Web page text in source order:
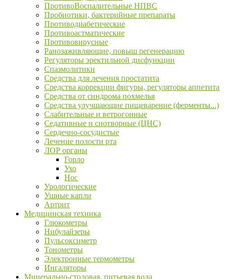
ПротивоВоспалительные НПВС
Пробиотики, бактерийные препараты
Противодиабетические
Противоастматические
Противовирусные
Ранозаживляющие, повыш регенерацию
Регуляторы эректильной дисфункции
Спазмолитики
Средства для лечения простатита
Средства коррекции фигуры, регуляторы аппетита
Средства от синдрома похмелья
Средства улучшающие пищеварение (ферменты...)
Слабительные и ветрогонные
Седативные и снотворные (ЦНС)
Сердечно-сосудистые
Лечение полости рта
ЛОР органы
Горло
Ухо
Нос
Урологические
Ушные капли
Артрит
Медицинская техника
Глюкометры
Нибулайзеры
Пульсоксиметр
Тонометры
Электронные термометры
Ингаляторы
Минерально-столовая, питьевая вода